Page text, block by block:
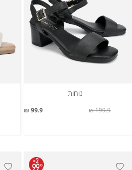
נוחות
99.9 ₪ 199.9 ₪